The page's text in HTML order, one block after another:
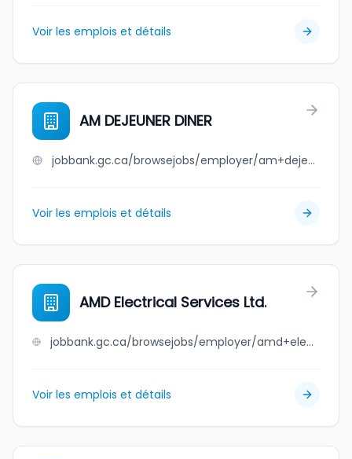
Voir les emplois et détails
AM DEJEUNER DINER
jobbank.gc.ca/browsejobs/employer/am+dejeuner+diner/ca
Voir les emplois et détails
AMD Electrical Services Ltd.
jobbank.gc.ca/browsejobs/employer/amd+electrical+services+ltd./ca
Voir les emplois et détails